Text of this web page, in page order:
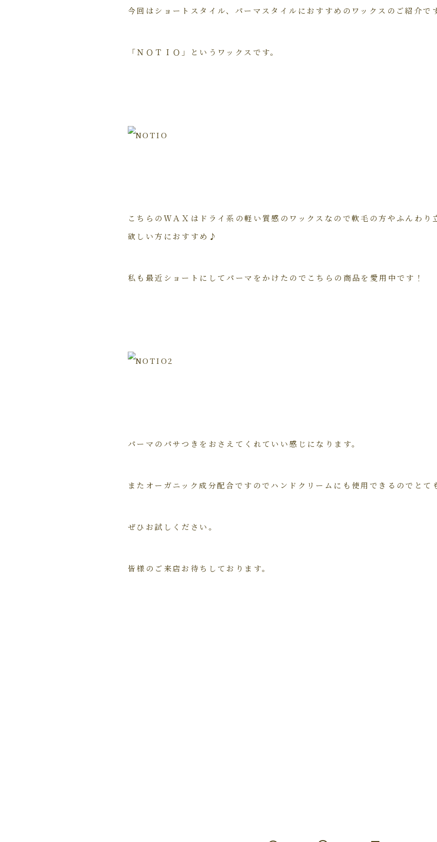
今回はショートスタイル、パーマスタイルにおすすめのワックスのご紹介で
「ＮＯＴＩＯ」というワックスです。
こちらのＷＡＸはドライ系の軽い質感のワックスなので軟毛の方やふんわり
欲しい方におすすめ♪
私も最近ショートにしてパーマをかけたのでこちらの商品を愛用中です！
パーマのパサつきをおさえてくれていい感じになります。
またオーガニック成分配合ですのでハンドクリームにも使用できるのでと
ぜひお試しください。
皆様のご来店お待ちしております。